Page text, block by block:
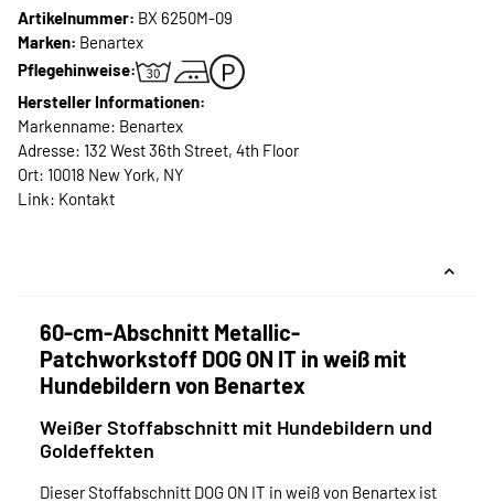
Artikelnummer: BX 6250M-09
Marken: Benartex
Pflegehinweise:
Hersteller Informationen:
Markenname: Benartex
Adresse: 132 West 36th Street, 4th Floor
Ort: 10018 New York, NY
Link: Kontakt
60-cm-Abschnitt Metallic-
Patchworkstoff DOG ON IT in weiß mit
Hundebildern von Benartex
Weißer Stoffabschnitt mit Hundebildern und
Goldeffekten
Dieser Stoffabschnitt DOG ON IT in weiß von Benartex ist